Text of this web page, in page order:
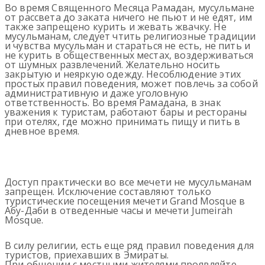
Во время Священного Месяца Рамадан, мусульмане
от рассвета до заката ничего не пьют и не едят, им
также запрещено курить и жевать жвачку. Не
мусульманам, следует чтить религиозные традиции
и чувства мусульман и стараться не есть, не пить и
не курить в общественных местах, воздерживаться
от шумных развлечений. Желательно носить
закрытую и неяркую одежду. Несоблюдение этих
простых правил поведения, может повлечь за собой
административную и даже уголовную
ответственность. Во время Рамадана, в знак
уважения к туристам, работают бары и рестораны
при отелях, где можно принимать пищу и пить в
дневное время.
Доступ практически во все мечети не мусульманам
запрещен. Исключение составляют только
туристические посещения мечети Grand Mosque в
Абу-Даби в отведенные часы и мечети Jumeirah
Mosque.
В силу религии, есть еще ряд правил поведения для
туристов, приехавших в Эмираты.